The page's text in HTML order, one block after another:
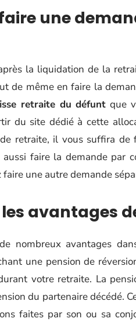
une
la liquidation de la
de même en faire la
retraite du défunt que
du site dédié à cette
retraite, il vous suffira
aussi faire la demande par
une autre demande
avantages
nombreux avantages
une pension de
votre retraite. La
du partenaire décédé.
faites par son ou sa